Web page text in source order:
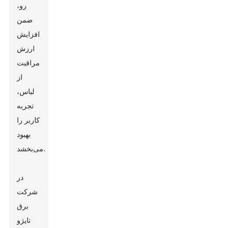
رو،
ضمن
افزایش
ارزش
مراقبت
از
لباس،
تجربه
کاربر را
بهبود
می‌بخشد.
در
شرکت
برق
تایژو